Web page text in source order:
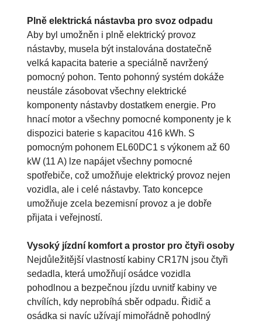
Plně elektrická nástavba pro svoz odpadu
Aby byl umožněn i plně elektrický provoz
nástavby, musela být instalována dostatečně
velká kapacita baterie a speciálně navržený
pomocný pohon. Tento pohonný systém dokáže
neustále zásobovat všechny elektrické
komponenty nástavby dostatkem energie. Pro
hnací motor a všechny pomocné komponenty je k
dispozici baterie s kapacitou 416 kWh. S
pomocným pohonem EL60DC1 s výkonem až 60
kW (11 A) lze napájet všechny pomocné
spotřebiče, což umožňuje elektrický provoz nejen
vozidla, ale i celé nástavby. Tato koncepce
umožňuje zcela bezemisní provoz a je dobře
přijata i veřejností.
Vysoký jízdní komfort a prostor pro čtyři osoby
Nejdůležitější vlastností kabiny CR17N jsou čtyři
sedadla, která umožňují osádce vozidla
pohodlnou a bezpečnou jízdu uvnitř kabiny ve
chvílích, kdy neprobíhá sběr odpadu. Řidič a
osádka si navíc užívají mimořádně pohodlný